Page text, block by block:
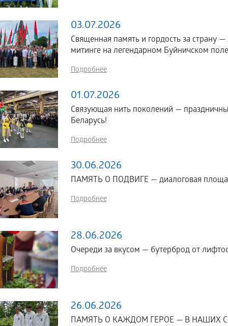
03.07.2026
Священная память и гордость за страну
митинге на легендарном Буйничском поле
Подробнее
01.07.2026
Связующая нить поколений —
Беларусь!
Подробнее
30.06.2026
ПАМЯТЬ О ПОДВИГЕ — диалоговая
Подробнее
28.06.2026
Очереди за вкусом — бутерброд от
Подробнее
26.06.2026
ПАМЯТЬ О КАЖДОМ ГЕРОЕ — В НАШИХ